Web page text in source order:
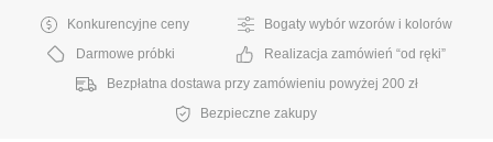
Konkurencyjne ceny
Bogaty wybór wzorów i kolorów
Darmowe próbki
Realizacja zamówień “od ręki”
Bezpłatna dostawa przy zamówieniu powyżej 200 zł
Bezpieczne zakupy